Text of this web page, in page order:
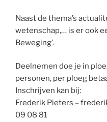
Naast de thema’s
wetenschap,… is er ook
Beweging’.
Deelnemen doe je in
personen, per ploeg
Inschrijven kan bij:
Frederik Pieters –
09 08 81